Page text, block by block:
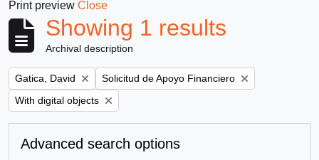
Print preview Close
Showing 1 results
Archival description
Remove filter:
Gatica, David Remove filter:
Solicitud de Apoyo Financiero
Remove filter:
With digital objects
Advanced search options